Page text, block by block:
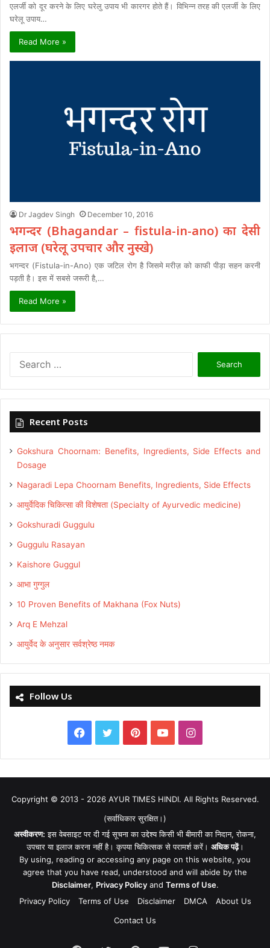
एलर्जी को दूर करने के लिए घरेलु उपाय भी कारगर होते हैं। विभिन्न तरह की एलर्जी के लिए
घरेलू उपाय…
Read More »
Dr Jagdev Singh December 10, 2016
भगन्दर (Bhagandar – fistula-in-ano) का देसी
इलाज (घरेलू उपचार और नुस्खे)
भगन्दर (Fistula-in-Ano) एक जटिल रोग है जिसमे मरीज़ को काफी पीड़ा सहन करनी
पड़ती है। इस में सबसे जरूरी है,…
Read More »
Recent Posts
Gokshura Choornam: Benefits, Ingredients, Side Effects and
Dosage
Nagaradi Lepa Choornam Benefits, Ingredients, Side Effects
आयुर्वेदिक चिकित्सा की विशेषता (Specialty of Ayurvedic medicine)
Gokshuradi Guggulu
Guggulu Rasayan
Kaishore Guggul
आभा गुग्गुल
10 Proven Benefits of Makhana (Fox Nuts)
Arq E Mehzal
आयुर्वेद के अनुसार सर्वश्रेष्ठ नमक
Follow Us
Facebook
TwitterPinterestYouTubeInstagram
Copyright © 2013 - 2026 AYUR TIMES HINDI. All Rights Reserved.
(सर्वाधिकार सुरक्षित।)
अस्वीकरण: इस वेबसाइट पर दी गई सूचना का उद्देश्य किसी भी बीमारी का निदान, रोकना,
उपचार या इलाज करना नहीं है। कृपया चिकित्सक से परामर्श करें। अधिक पढ़ें।
By using, reading or accessing any page on this website, you
agree that you have read, understood and will abide by the
Disclaimer, Privacy Policyand Terms of Use.
Privacy Policy
Terms of Use Disclaimer DMCA
About Us
Contact Us